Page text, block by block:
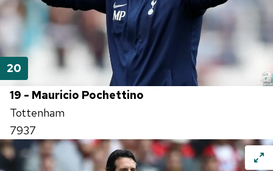
19 - Mauricio Pochettino
Tottenham
7937